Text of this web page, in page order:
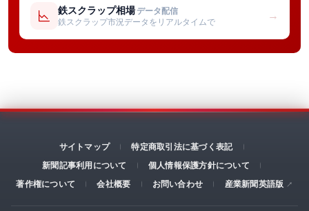
鉄スクラップ相場 データ配信
鉄スクラップ市況データをリアルタイムで
→
サイトマップ
特定商取引法に基づく表記
新聞記事利用について
個人情報保護方針について
著作権について
会社概要 お問い合わせ 産業新聞英語版